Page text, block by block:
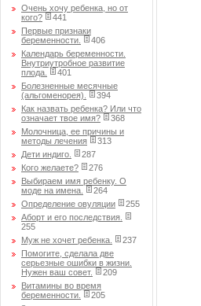
Очень хочу ребенка, но от
кого?
441
Первые признаки
беременности.
406
Календарь беременности.
Внутриутробное развитие
плода.
401
Болезненные месячные
(альгоменорея).
394
Как назвать ребенка? Или что
означает твое имя?
368
Молочница, ее причины и
методы лечения
313
Дети индиго.
287
Кого желаете?
276
Выбираем имя ребенку. О
моде на имена.
264
Определение овуляции
255
Аборт и его последствия.
255
Муж не хочет ребенка.
237
Помогите, сделала две
серьезные ошибки в жизни.
Нужен ваш совет.
209
Витамины во время
беременности.
205